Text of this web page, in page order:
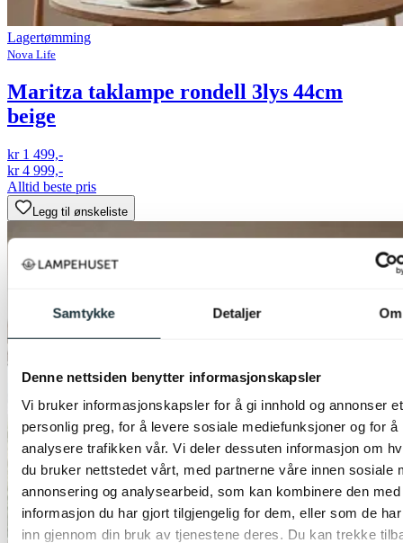
Samtykke Detaljer Om
Denne nettsiden benytter informasjonskapsler
Vi bruker informasjonskapsler for å gi innhold og annonser et
personlig preg, for å levere sosiale mediefunksjoner og for å
analysere trafikken vår. Vi deler dessuten informasjon om
du bruker nettstedet vårt, med partnerne våre innen sosiale
annonsering og analysearbeid, som kan kombinere den med
informasjon du har gjort tilgjengelig for dem, eller som de
inn gjennom din bruk av tjenestene deres. Du kan trekke
Lagertømming
Nova Life
Maritza taklampe rondell 3lys 44cm
beige
kr 1 499,-
kr 4 999,-
Alltid beste pris
Legg til ønskeliste